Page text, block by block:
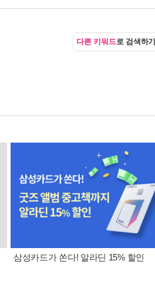
다른 키워드로 검색하기
삼성카드가 쏜다! 알라딘 15% 할인